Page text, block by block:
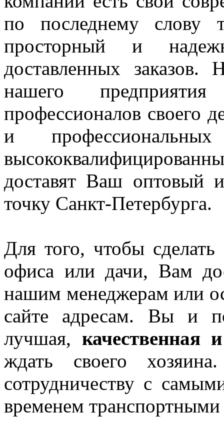
по последнему слову
просторный и
доставленных
нашего
профессионалов своего
и
доставят Ваш оптовый
точку Санкт-Петербурга.
Для того, чтобы
офиса или дачи, Вам
нашим менеджерам или
сайте адресам. Вы и
лучшая, качественная
ждать своего
сотрудничеству с
временем